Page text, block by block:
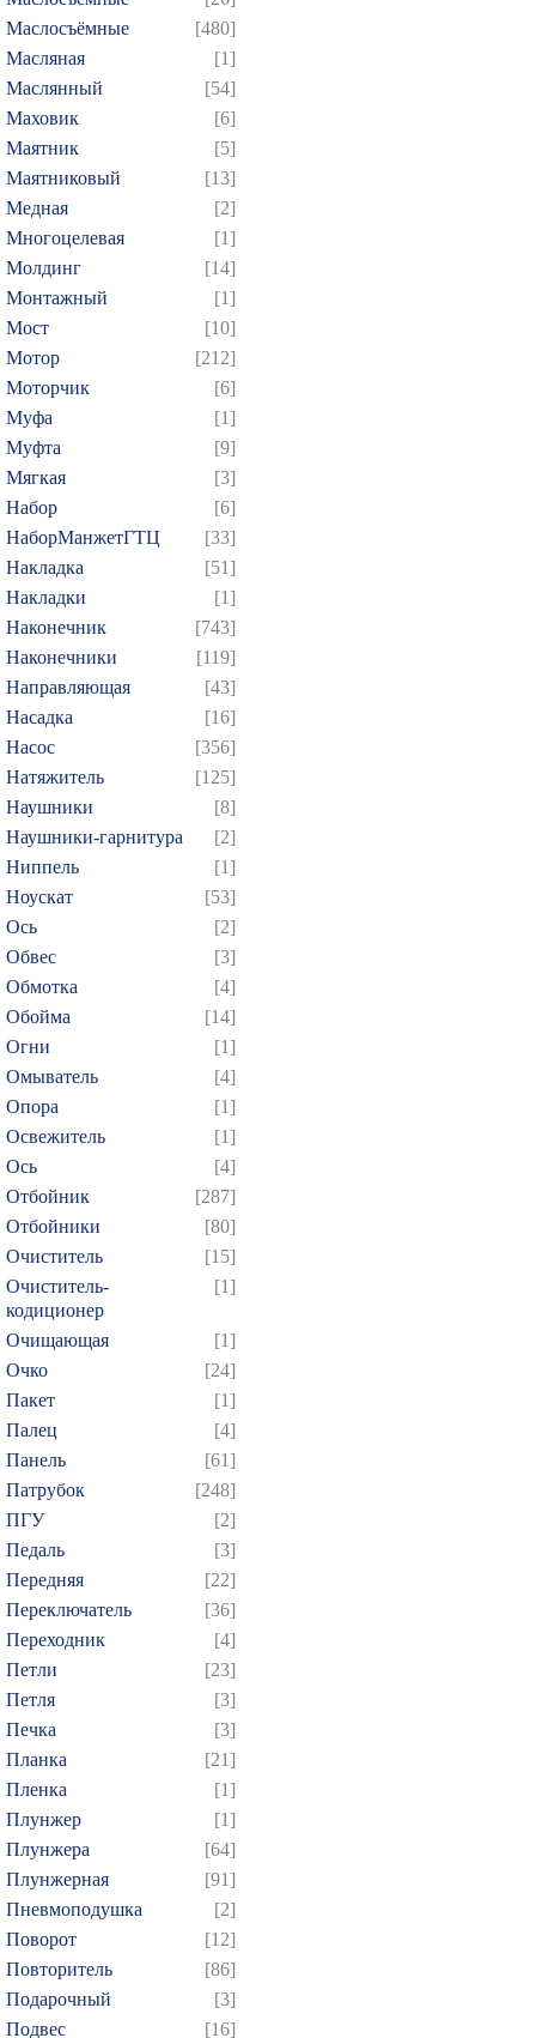
Маслосъёмные
[480]
Масляная
[1]
Маслянный
[54]
Маховик
[6]
Маятник
[5]
Маятниковый
[13]
Медная
[2]
Многоцелевая
[1]
Молдинг
[14]
Монтажный
[1]
Мост
[10]
Мотор
[212]
Моторчик
[6]
Муфа
[1]
Муфта
[9]
Мягкая
[3]
Набор
[6]
НаборМанжетГТЦ
[33]
Накладка
[51]
Накладки
[1]
Наконечник
[743]
Наконечники
[119]
Направляющая
[43]
Насадка
[16]
Насос
[356]
Натяжитель
[125]
Наушники
[8]
Наушники-гарнитура
[2]
Ниппель
[1]
Ноускат
[53]
Оcь
[2]
Обвес
[3]
Обмотка
[4]
Обойма
[14]
Огни
[1]
Омыватель
[4]
Опора
[1]
Освежитель
[1]
Ось
[4]
Отбойник
[287]
Отбойники
[80]
Очиститель
[15]
Очиститель-
кодиционер
[1]
Очищающая
[1]
Очко
[24]
Пакет
[1]
Палец
[4]
Панель
[61]
Патрубок
[248]
ПГУ
[2]
Педаль
[3]
Передняя
[22]
Переключатель
[36]
Переходник
[4]
Петли
[23]
Петля
[3]
Печка
[3]
Планка
[21]
Пленка
[1]
Плунжер
[1]
Плунжера
[64]
Плунжерная
[91]
Пневмоподушка
[2]
Поворот
[12]
Повторитель
[86]
Подарочный
[3]
Подвес
[16]